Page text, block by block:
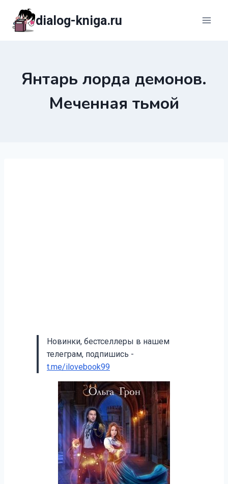
содержимому
dialog-kniga.ru
Янтарь лорда демонов.
Меченная тьмой
Новинки, бестселлеры в нашем
телеграм, подпишись -
t.me/ilovebook99